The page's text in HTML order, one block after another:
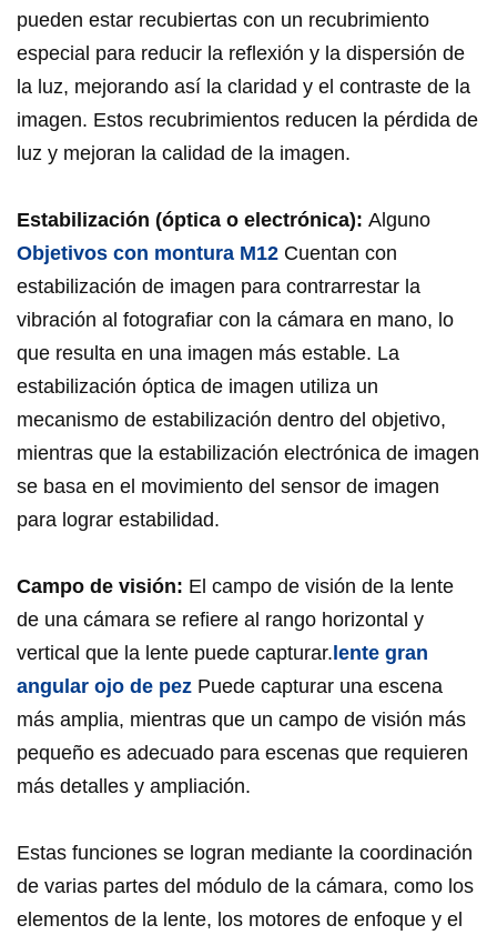
pueden estar recubiertas con un recubrimiento
especial para reducir la reflexión y la dispersión de
la luz, mejorando así la claridad y el contraste de la
imagen. Estos recubrimientos reducen la pérdida de
luz y mejoran la calidad de la imagen.
Estabilización (óptica o electrónica): Alguno
Objetivos con montura M12 Cuentan con
estabilización de imagen para contrarrestar la
vibración al fotografiar con la cámara en mano, lo
que resulta en una imagen más estable. La
estabilización óptica de imagen utiliza un
mecanismo de estabilización dentro del objetivo,
mientras que la estabilización electrónica de imagen
se basa en el movimiento del sensor de imagen
para lograr estabilidad.
Campo de visión: El campo de visión de la lente
de una cámara se refiere al rango horizontal y
vertical que la lente puede capturar. lente gran
angular ojo de pez Puede capturar una escena
más amplia, mientras que un campo de visión más
pequeño es adecuado para escenas que requieren
más detalles y ampliación.
Estas funciones se logran mediante la coordinación
de varias partes del módulo de la cámara, como los
elementos de la lente, los motores de enfoque y el